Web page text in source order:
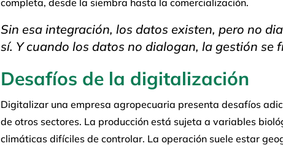
completa, desde la siembra hasta la comercialización.
Sin esa integración, los datos existen, pero no
sí. Y cuando los datos no dialogan, la gestión se
Desafíos de la digitalización
Digitalizar una empresa agropecuaria presenta desafíos
de otros sectores. La producción está sujeta a variables
climáticas difíciles de controlar. La operación suele estar